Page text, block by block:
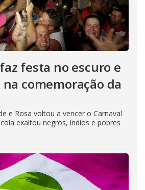
festa no escuro e
comemoração da
e Rosa voltou a vencer o Carnaval
exaltou negros, índios e pobres